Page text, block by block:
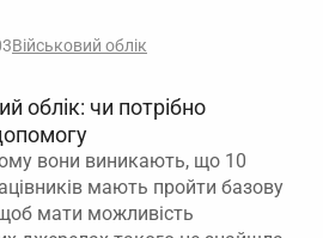
Військовий облік
облік: чи потрібно
вони виникають, що 10
мають пройти базову
мати можливість